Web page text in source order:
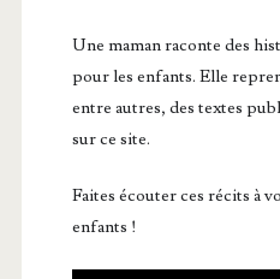
Une maman raconte des
pour les enfants. Elle
entre autres, des textes
sur ce site.
Faites écouter ces récits à
enfants !